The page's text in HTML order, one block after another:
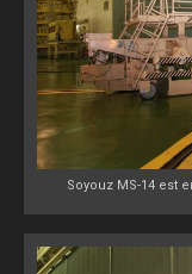
Soyouz MS-14 est